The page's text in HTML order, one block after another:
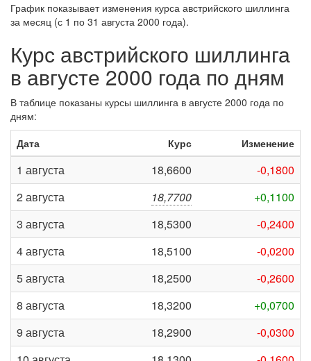
График показывает изменения курса австрийского шиллинга
за месяц (с 1 по 31 августа 2000 года).
Курс австрийского шиллинга
в августе 2000 года по дням
В таблице показаны курсы шиллинга в августе 2000 года по
дням:
Дата
Курс Изменение
1 августа 18,6600
-0,1800
2 августа
18,7700
+0,1100
3 августа
18,5300
-0,2400
4 августа
18,5100
-0,0200
5 августа
18,2500
-0,2600
8 августа
18,3200
+0,0700
9 августа
18,2900
-0,0300